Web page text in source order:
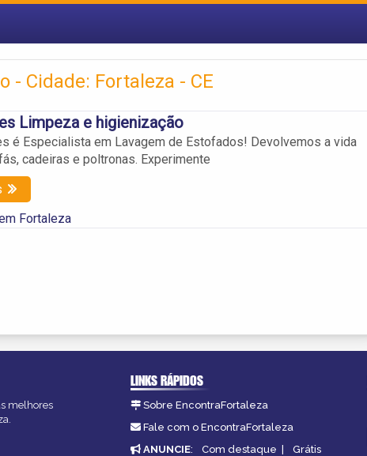
- Cidade: Fortaleza - CE
Limpeza e higienização
é Especialista em Lavagem de Estofados! Devolvemos a vida
cadeiras e poltronas. Experimente
Fortaleza
melhores
LINKS RÁPIDOS
Sobre EncontraFortaleza
Fale com o EncontraFortaleza
ANUNCIE: Com destaque | Grátis